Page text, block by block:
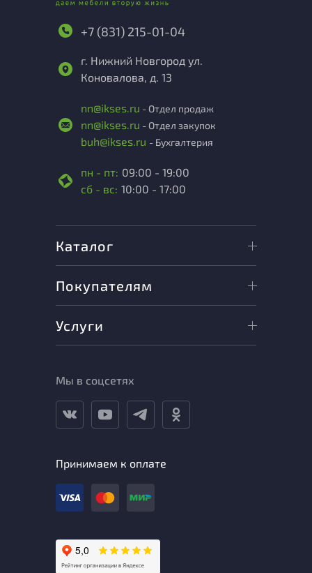
+7 (831) 215-01-04
г. Нижний Новгород ул.
Коновалова, д. 13
nn@ikses.ru - Отдел продаж
nn@ikses.ru - Отдел закупок
buh@ikses.ru - Бухгалтерия
пн - пт: 09:00 - 19:00
сб - вс: 10:00 - 17:00
Каталог
Покупателям
Услуги
Мы в соцсетях
Принимаем к оплате